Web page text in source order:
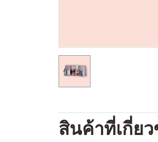
สินค้าที่เกี่ย